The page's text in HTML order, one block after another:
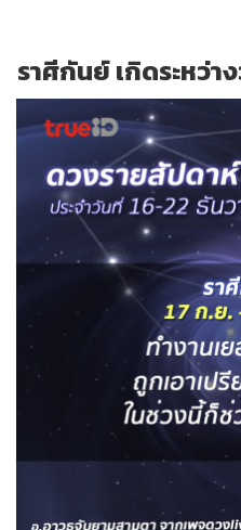
ราศีกันย์ เกิดระหว่า